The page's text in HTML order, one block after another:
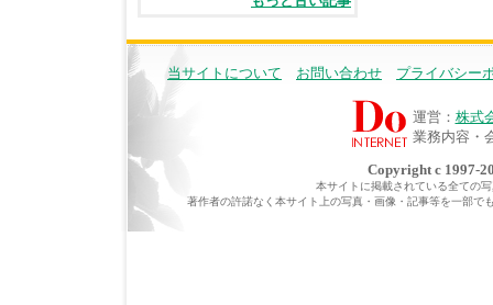
当サイトについて お問い合わせ プライバシー
運営： 株式
業務内容・
Copyright c 1997-
本サイトに掲載されている全ての
著作者の許諾なく本サイト上の写真・画像・記事等を一部で